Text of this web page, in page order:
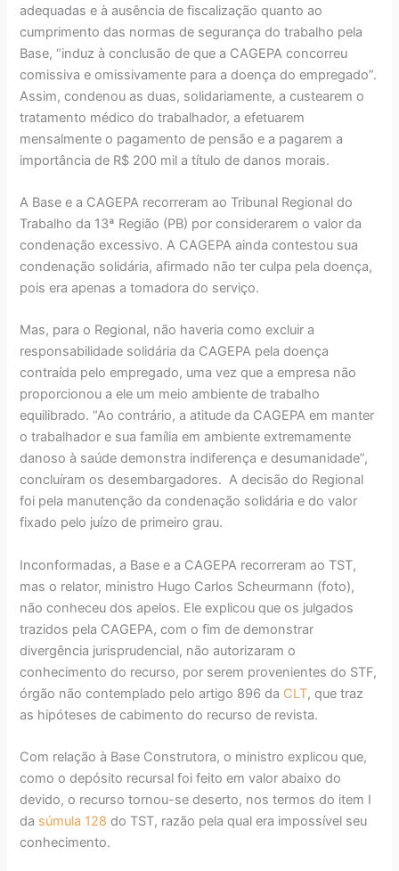
adequadas e à ausência de fiscalização quanto ao
cumprimento das normas de segurança do trabalho pela
Base, “induz à conclusão de que a CAGEPA concorreu
comissiva e omissivamente para a doença do empregado”.
Assim, condenou as duas, solidariamente, a custearem o
tratamento médico do trabalhador, a efetuarem
mensalmente o pagamento de pensão e a pagarem a
importância de R$ 200 mil a título de danos morais.
A Base e a CAGEPA recorreram ao Tribunal Regional do
Trabalho da 13ª Região (PB) por considerarem o valor da
condenação excessivo. A CAGEPA ainda contestou sua
condenação solidária, afirmado não ter culpa pela doença,
pois era apenas a tomadora do serviço.
Mas, para o Regional, não haveria como excluir a
responsabilidade solidária da CAGEPA pela doença
contraída pelo empregado, uma vez que a empresa não
proporcionou a ele um meio ambiente de trabalho
equilibrado. “Ao contrário, a atitude da CAGEPA em manter
o trabalhador e sua família em ambiente extremamente
danoso à saúde demonstra indiferença e desumanidade”,
concluíram os desembargadores. A decisão do Regional
foi pela manutenção da condenação solidária e do valor
fixado pelo juízo de primeiro grau.
Inconformadas, a Base e a CAGEPA recorreram ao TST,
mas o relator, ministro Hugo Carlos Scheurmann (foto),
não conheceu dos apelos. Ele explicou que os julgados
trazidos pela CAGEPA, com o fim de demonstrar
divergência jurisprudencial, não autorizaram o
conhecimento do recurso, por serem provenientes do STF,
órgão não contemplado pelo artigo 896 da CLT, que traz
as hipóteses de cabimento do recurso de revista.
Com relação à Base Construtora, o ministro explicou que,
como o depósito recursal foi feito em valor abaixo do
devido, o recurso tornou-se deserto, nos termos do item I
da súmula 128 do TST, razão pela qual era impossível seu
conhecimento.